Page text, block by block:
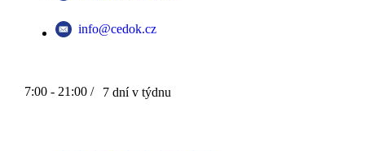
info@cedok.cz
7:00 - 21:00 / 7 dní v týdnu